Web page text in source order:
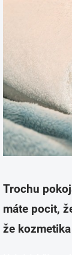
Trochu
máte pocit,
že